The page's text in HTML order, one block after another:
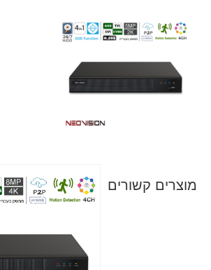
מוצרים קשורים